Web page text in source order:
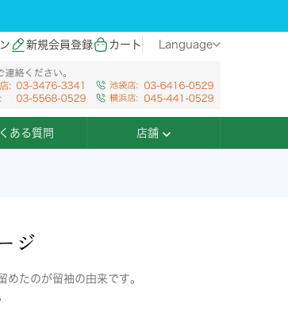
新規会員登録 カート Language
ある質問 店舗
ジ
たのが留袖の由来です。